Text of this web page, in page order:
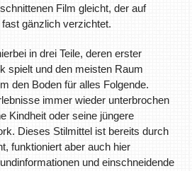
Film gleicht, der auf
gänzlich verzichtet.
in drei Teile, deren erster
spielt und den meisten Raum
den Boden für alles Folgende.
immer wieder unterbrochen
Kindheit oder seine jüngere
Dieses Stilmittel ist bereits durch
funktioniert aber auch hier
und einschneidende